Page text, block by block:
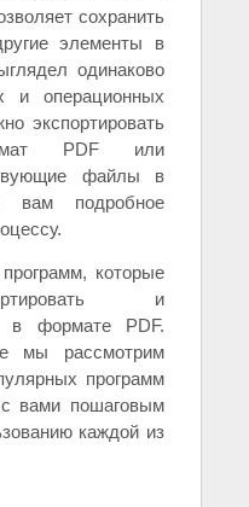
сохранить
элементы в
одинаково
и операционных
экспортировать
PDF или
файлы в
вам подробное
которые
и
в формате PDF.
мы рассмотрим
программ
вами пошаговым
каждой из